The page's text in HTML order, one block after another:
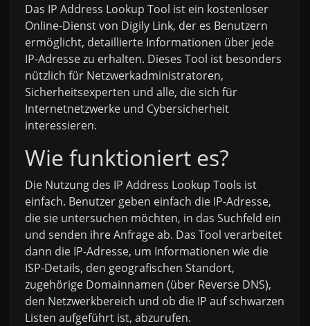
Das IP Address Lookup Tool ist ein kostenloser
Online-Dienst von Digily Link, der es Benutzern
ermöglicht, detaillierte Informationen über jede
IP-Adresse zu erhalten. Dieses Tool ist besonders
nützlich für Netzwerkadministratoren,
Sicherheitsexperten und alle, die sich für
Internetnetzwerke und Cybersicherheit
interessieren.
Wie funktioniert es?
Die Nutzung des IP Address Lookup Tools ist
einfach. Benutzer geben einfach die IP-Adresse,
die sie untersuchen möchten, in das Suchfeld ein
und senden ihre Anfrage ab. Das Tool verarbeitet
dann die IP-Adresse, um Informationen wie die
ISP-Details, den geografischen Standort,
zugehörige Domainnamen (über Reverse DNS),
den Netzwerkbereich und ob die IP auf schwarzen
Listen aufgeführt ist, abzurufen.